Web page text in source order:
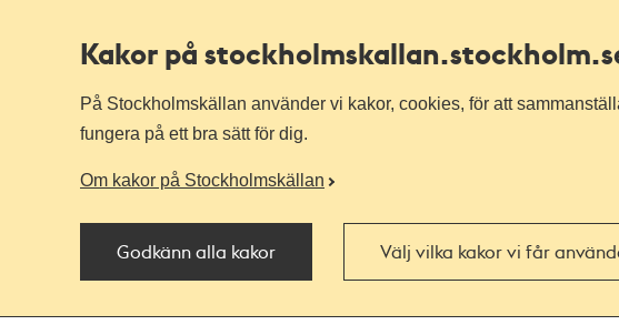
Kakor på stockholmskallan
På Stockholmskällan använder vi kakor, cookies, för att
fungera på ett bra sätt för dig.
Om kakor på Stockholmskällan
Godkänn alla kakor Välj vilka kakor vi får